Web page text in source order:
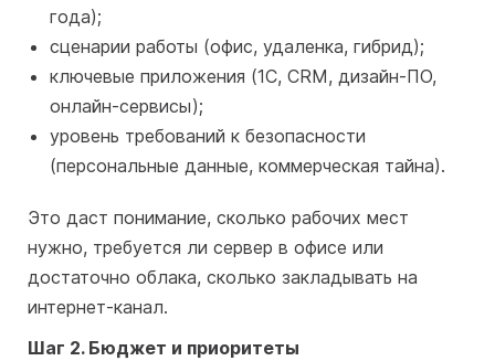
года);
сценарии работы (офис, удаленка, гибрид);
ключевые приложения (1С, CRM, дизайн-ПО,
онлайн-сервисы);
уровень требований к безопасности
(персональные данные, коммерческая тайна).
Это даст понимание, сколько рабочих мест
нужно, требуется ли сервер в офисе или
достаточно облака, сколько закладывать на
интернет-канал.
Шаг 2. Бюджет и приоритеты